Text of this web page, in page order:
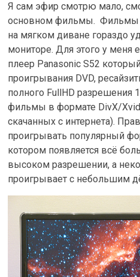
Я сам эфир смотрю мало,
основном фильмы. Фильмы
на мягком диване гораздо
мониторе. Для этого у меня
плеер Panasonic S52
проигрывания DVD,
полного FullHD разрешения
фильмы в формате DivX/
скачанных с интернета).
проигрывать популярный
котором появляется всё
высоком разрешении, а
проигрывает с небольшим